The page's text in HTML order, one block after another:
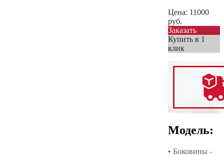
Цена: 11000
руб.
Заказать
Купить в 1
клик
Модель:
• Боковины -